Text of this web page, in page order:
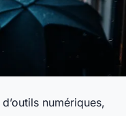
numériques,